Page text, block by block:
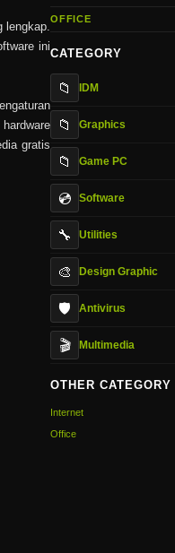
lengkap.
ini
gratis
OFFICE
CATEGORY
📁 IDM
📁 Graphics
📁 Game PC
💿 Software
🔧 Utilities
🎨 Design Graphic
🛡️ Antivirus
🎬 Multimedia
OTHER CATEGORY
Internet
Office